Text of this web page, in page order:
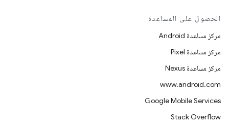
الحصول على المساعدة
مركز مساعدة Android
مركز مساعدة Pixel
مركز مساعدة Nexus
www.android.com
Google Mobile Services
Stack Overflow